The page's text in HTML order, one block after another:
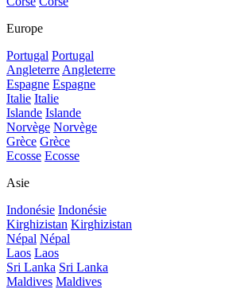
Europe
Portugal Portugal
Angleterre Angleterre
Espagne Espagne
Italie Italie
Islande Islande
Norvège Norvège
Grèce Grèce
Ecosse Ecosse
Asie
Indonésie Indonésie
Kirghizistan Kirghizistan
Népal Népal
Laos Laos
Sri Lanka Sri Lanka
Maldives Maldives